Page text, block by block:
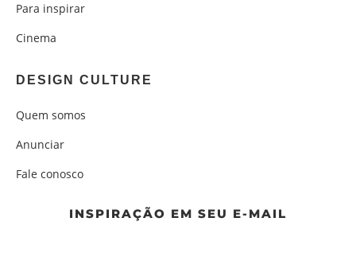
Para inspirar
Cinema
DESIGN CULTURE
Quem somos
Anunciar
Fale conosco
INSPIRAÇÃO EM SEU E-MAIL